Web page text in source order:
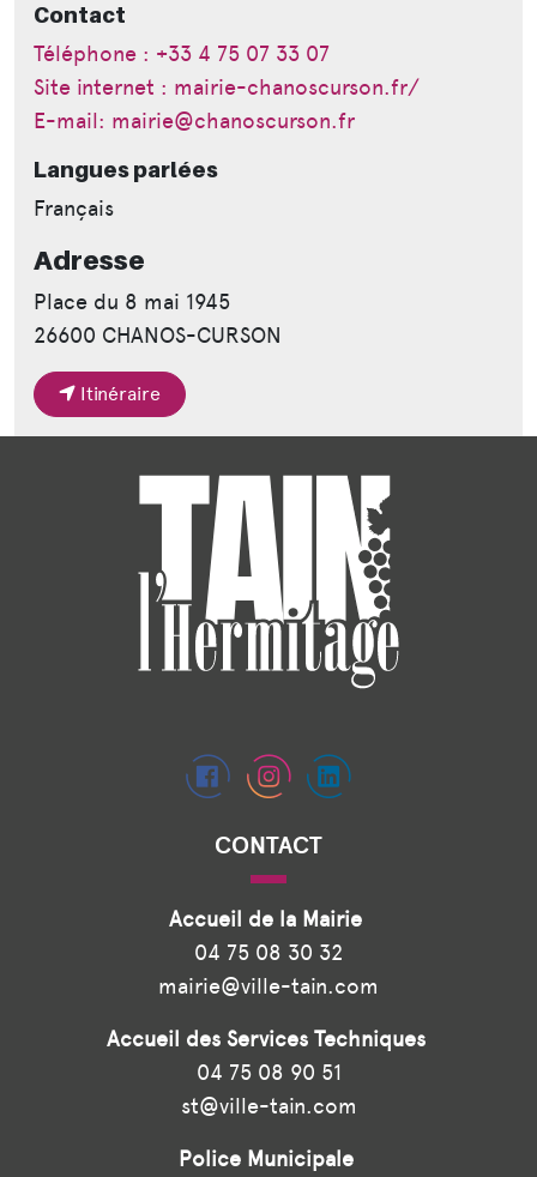
Contact
Téléphone : +33 4 75 07 33 07
Site internet : mairie-chanoscurson.fr/
E-mail: mairie@chanoscurson.fr
Langues parlées
Français
Adresse
Place du 8 mai 1945
26600 CHANOS-CURSON
Itinéraire
CONTACT
Accueil de la Mairie
04 75 08 30 32
mairie@ville-tain.com
Accueil des Services Techniques
04 75 08 90 51
st@ville-tain.com
Police Municipale